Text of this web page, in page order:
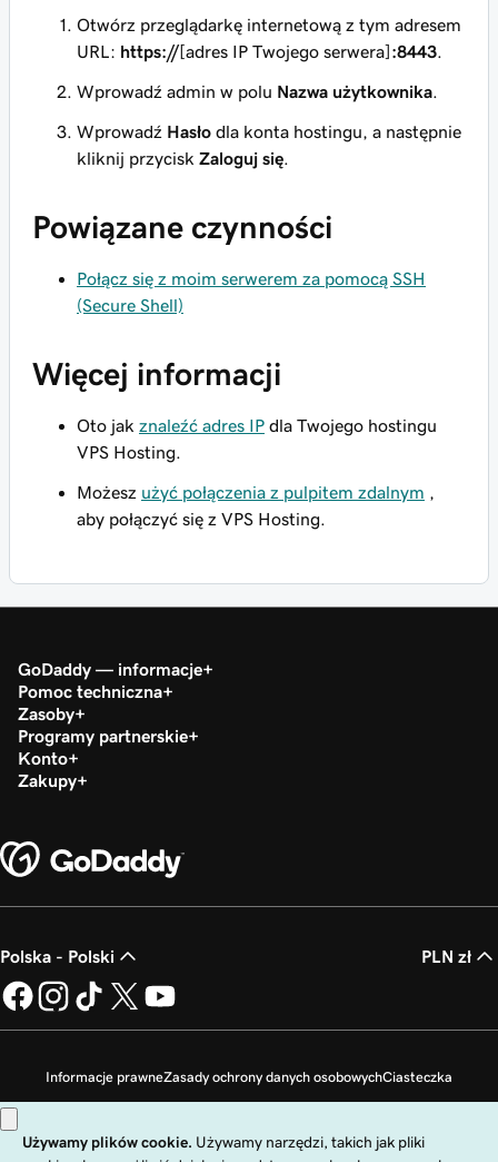
Otwórz przeglądarkę internetową z tym adresem
URL: https://[adres IP Twojego serwera] :8443
Wprowadź admin w polu Nazwa użytkownika
Wprowadź Hasło dla konta hostingu, a następnie
kliknij przycisk Zaloguj się
Powiązane czynności
Połącz się z moim serwerem za pomocą SSH
(Secure Shell)
Więcej informacji
Oto jak znaleźć adres IP dla Twojego hostingu
VPS Hosting.
Możesz użyć połączenia z pulpitem zdalnym
aby połączyć się z VPS Hosting.
GoDaddy — informacje
Pomoc techniczna
Zasoby
Programy partnerskie
Konto
Zakupy
Polska - Polski PLN zł
Informacje prawneZasady ochrony danych osobowychCiasteczka